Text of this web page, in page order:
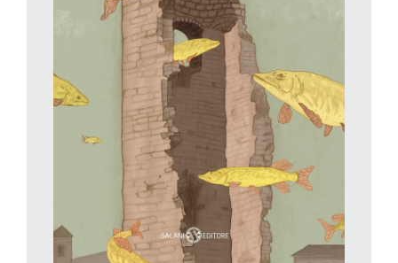
solo Brando poteva sapere. Il mistero si infittisce. Giuseppe
Festa ha attinto in parte ai suoi ricordi personali, legati alle
estati della sua infanzia dai nonni, custodi di una villa sul lago
d’Iseo, per creare questo romanzo in cui il lago è centrale. Un
romanzo teso, che ci porta con franchezza nei chiaroscuri
della vita, che parla di congedi, definitivi e temporanei, ma che
è sempre rivolto alla forza della vita, e all’importanza di seguire
Annette Tison-Talus Taylor, Torna la signorina Giacomina
Città Nuova Editrice, collana I Nuovi Colori del Mondo. Da
5 anni